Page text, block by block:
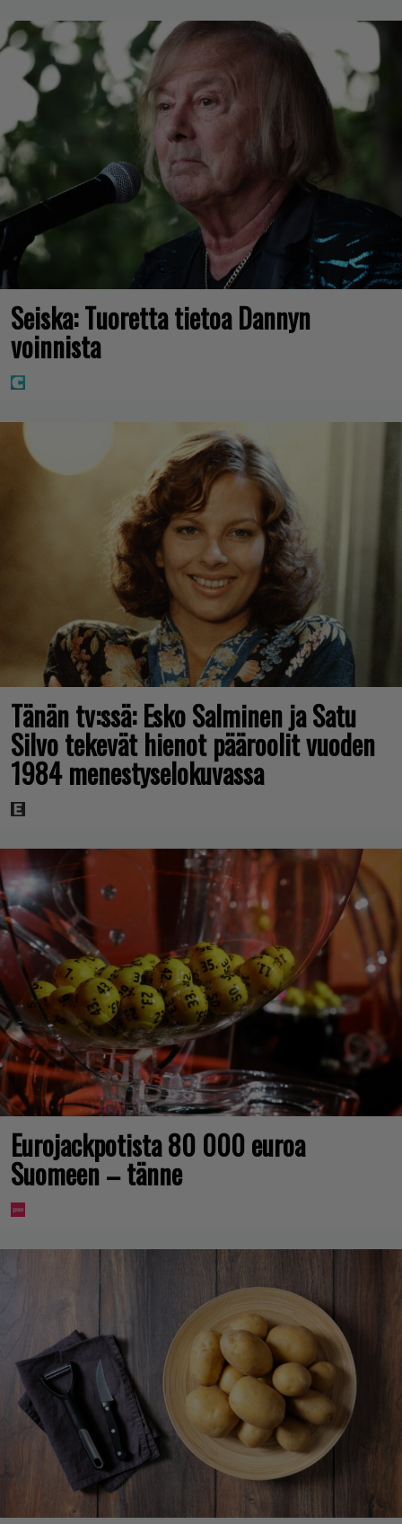
Seiska: Tuoretta tietoa Dannyn
voinnista
Tänän tv:ssä: Esko Salminen ja Satu
Silvo tekevät hienot pääroolit vuoden
1984 menestyselokuvassa
Eurojackpotista 80 000 euroa
Suomeen – tänne